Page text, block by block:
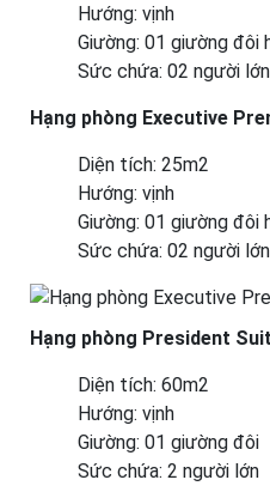
Hướng: vịnh
Giường: 01 giường đôi
Sức chứa: 02 người lớn
Hạng phòng Executive
Diện tích: 25m2
Hướng: vịnh
Giường: 01 giường đôi
Sức chứa: 02 người lớn
Hạng phòng President
Diện tích: 60m2
Hướng: vịnh
Giường: 01 giường đôi
Sức chứa: 2 người lớn